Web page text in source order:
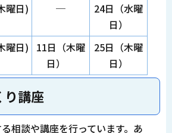
曜日) ─
24日（水曜
日）
曜日)
11日（木曜
日）
25日（木曜
日）
り講座
相談や講座を行っています。あ